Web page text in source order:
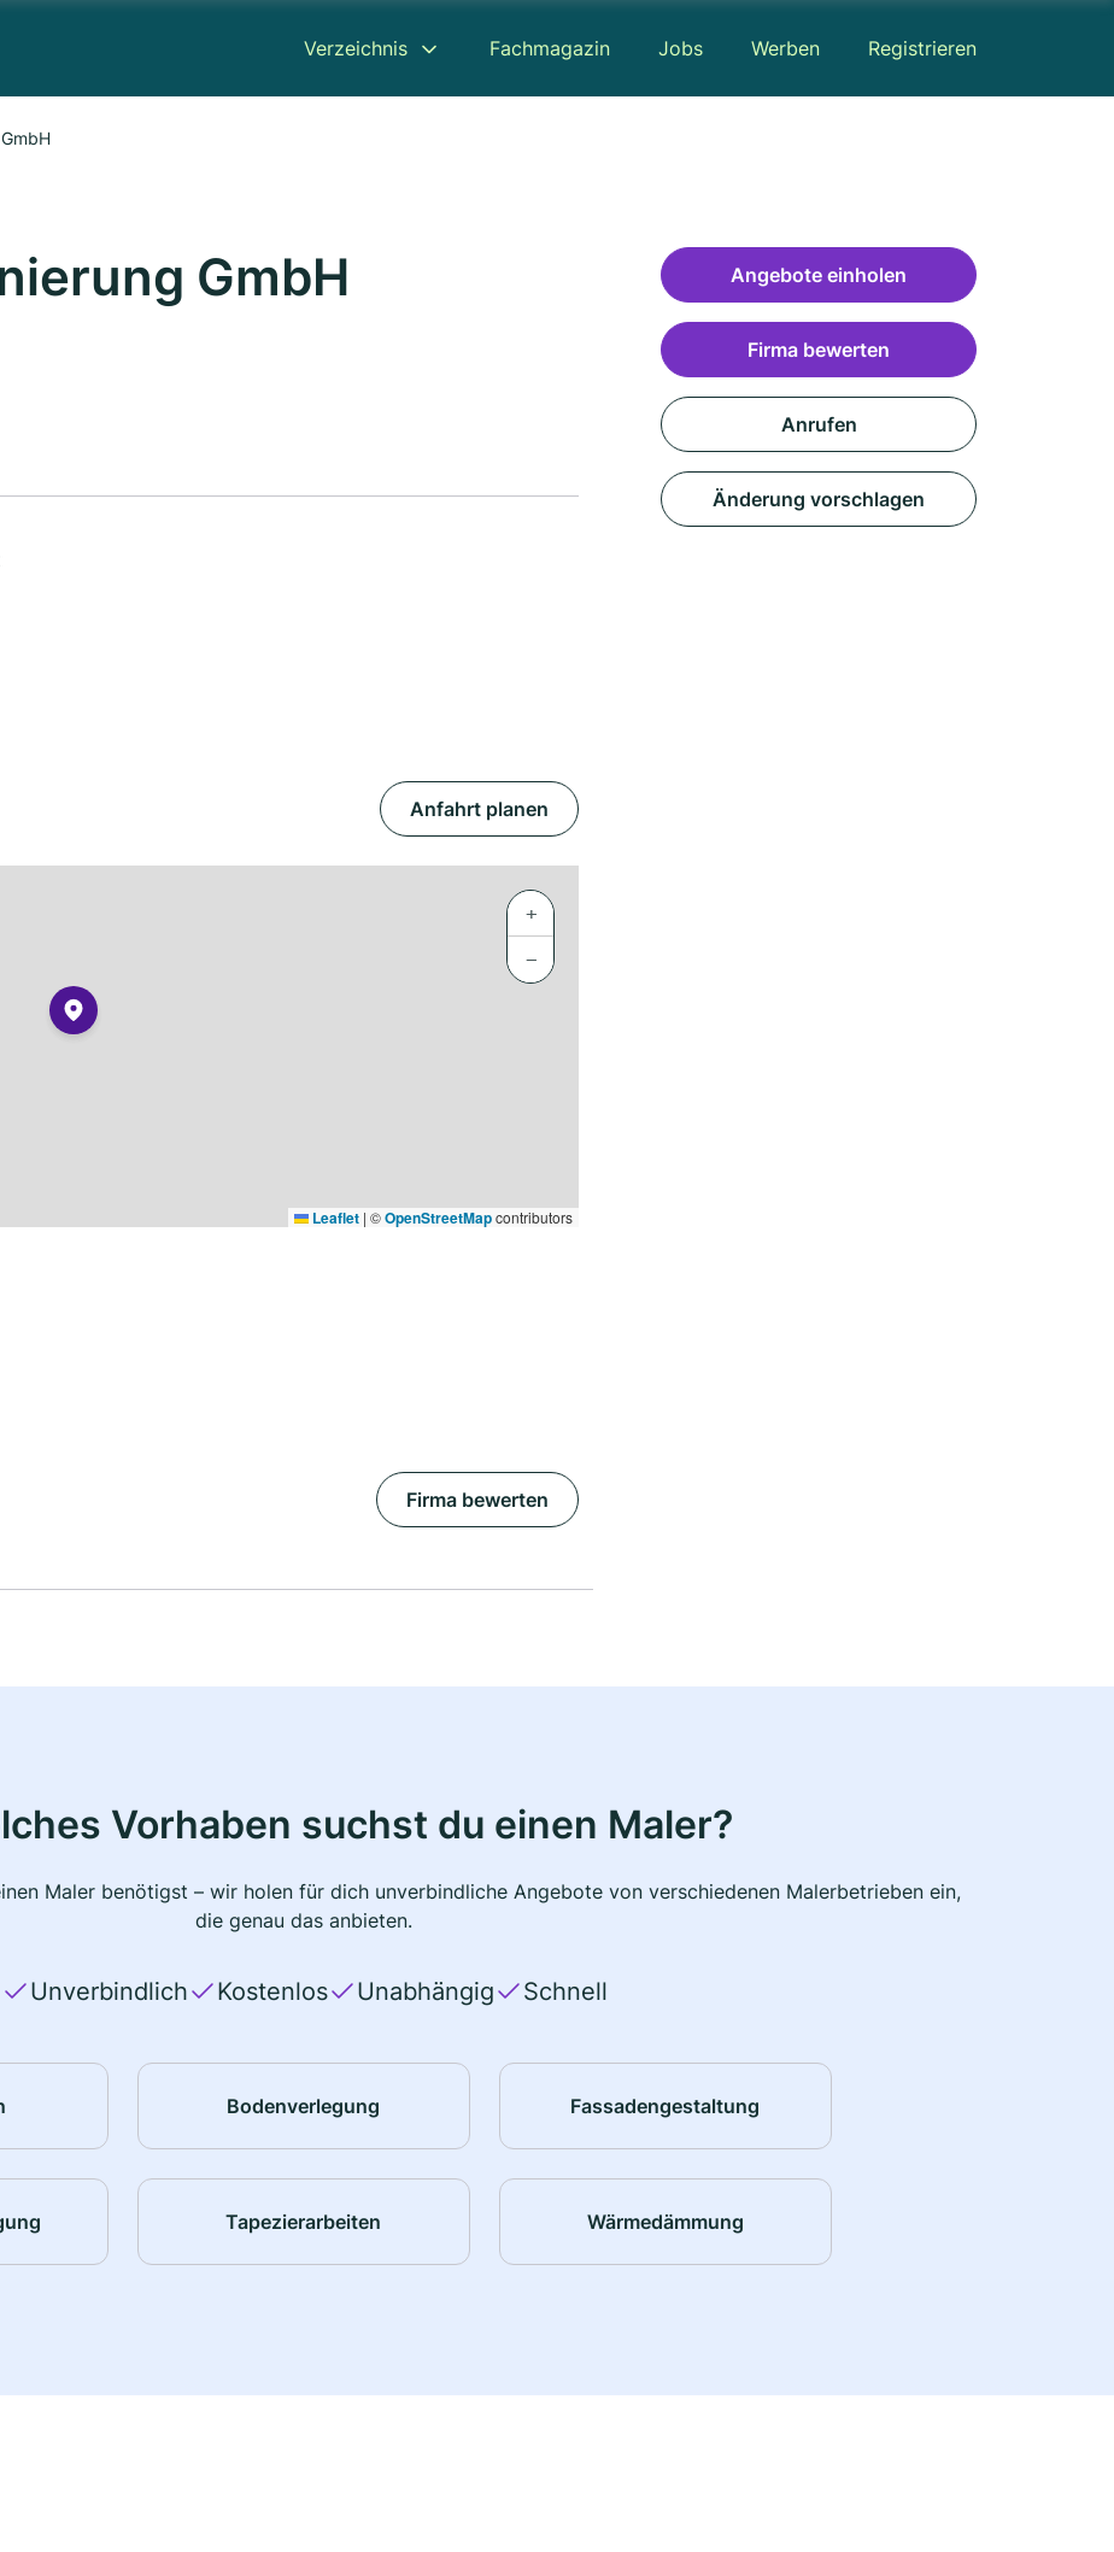
Verzeichnis Fachmagazin Jobs Werben Registrieren
GmbH
Anfahrt planen
+
−
Leaflet | ©OpenStreetMapcontributors
Firma bewerten
Angebote einholen
Firma bewerten
Anrufen
Änderung vorschlagen
Vorhaben suchst du einen Maler?
Maler benötigst – wir holen für dich unverbindliche Angebote von verschiedenen Malerbetrieben ein,
die genau das anbieten.
Unverbindlich Kostenlos Unabhängig Schnell
Bodenverlegung Fassadengestaltung
Tapezierarbeiten Wärmedämmung